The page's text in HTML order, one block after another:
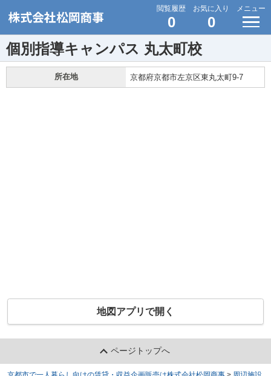
閲覧履歴
0
お気に入り
0
メニュー
個別指導キャンパス 丸太町校
所在地 京都府京都市左京区東丸太町9-7
地図アプリで開く
ページトップへ